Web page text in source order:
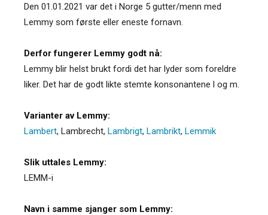
Den 01.01.2021 var det i Norge 5 gutter/menn med
Lemmy som første eller eneste fornavn.
Derfor fungerer Lemmy godt nå:
Lemmy blir helst brukt fordi det har lyder som foreldre
liker. Det har de godt likte stemte konsonantene l og m.
Varianter av Lemmy:
Lambert, Lambrecht, Lambrigt, Lambrikt, Lemmik
Slik uttales Lemmy:
LEMM-i
Navn i samme sjanger som Lemmy: